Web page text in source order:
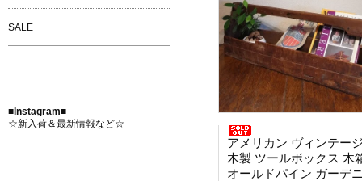
アメリカン ヴィンテー
木製 ツールボックス 木
オールドパイン ガーデニング 工具
SALE
■Instagram■
☆新入荷＆最新情報など☆